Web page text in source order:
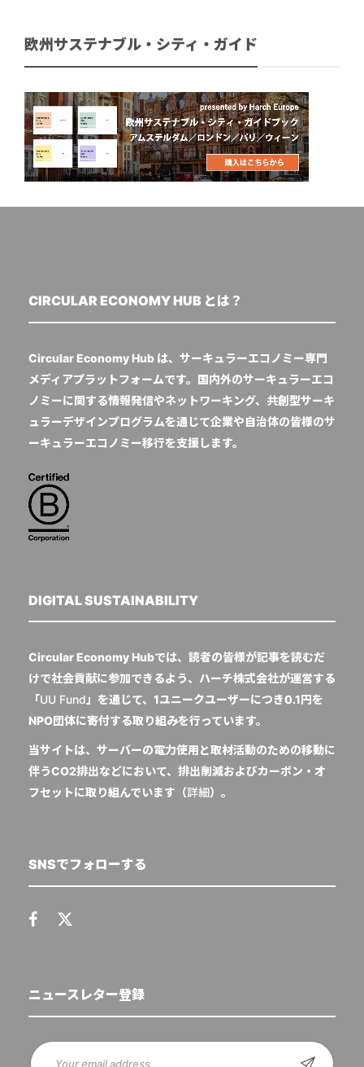
欧州サステナブル・シティ・ガイド
CIRCULAR ECONOMY HUB とは？
Circular Economy Hub は、サーキュラーエコノミー専門
メディアプラットフォームです。国内外のサーキュラーエコ
ノミーに関する情報発信やネットワーキング、共創型サーキ
ュラーデザインプログラムを通じて企業や自治体の皆様のサ
ーキュラーエコノミー移行を支援します。
DIGITAL SUSTAINABILITY
Circular Economy Hubでは、読者の皆様が記事を読むだ
けで社会貢献に参加できるよう、ハーチ株式会社が運営する
「UU Fund 」を通じて、1ユニークユーザーにつき0.1円を
NPO団体に寄付する取り組みを行っています。
当サイトは、サーバーの電力使用と取材活動のための移動に
伴うCO2排出などにおいて、排出削減およびカーボン・オ
フセットに取り組んでいます（詳細）。
SNSでフォローする
ニュースレター登録